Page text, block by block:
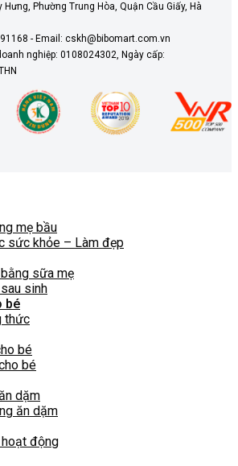
Phường Trung Hòa, Quận Cầu Giấy, Hà
- Email: cskh@bibomart.com.vn
nghiệp: 0108024302, Ngày cấp:
mẹ bầu
sức khỏe – Làm đẹp
sữa mẹ
sinh
bé
thức
bé
bé
dặm
ăn dặm
động